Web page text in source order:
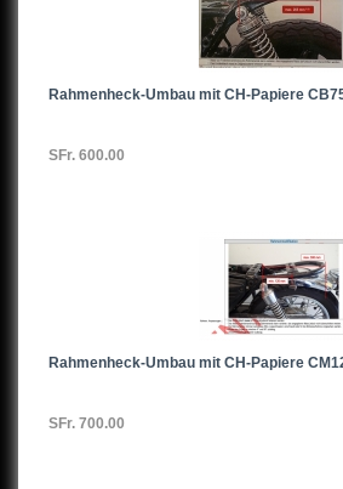
Rahmenheck-Umbau mit CH-Papiere
SFr. 600.00
Rahmenheck-Umbau mit CH-Papiere
SFr. 700.00